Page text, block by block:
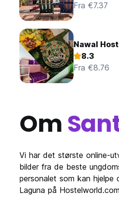
Fra €7.37
Nawal
8.3
Fra €8.76
Om
Vi har det største online-
bilder fra de beste
personalet som kan
Laguna på